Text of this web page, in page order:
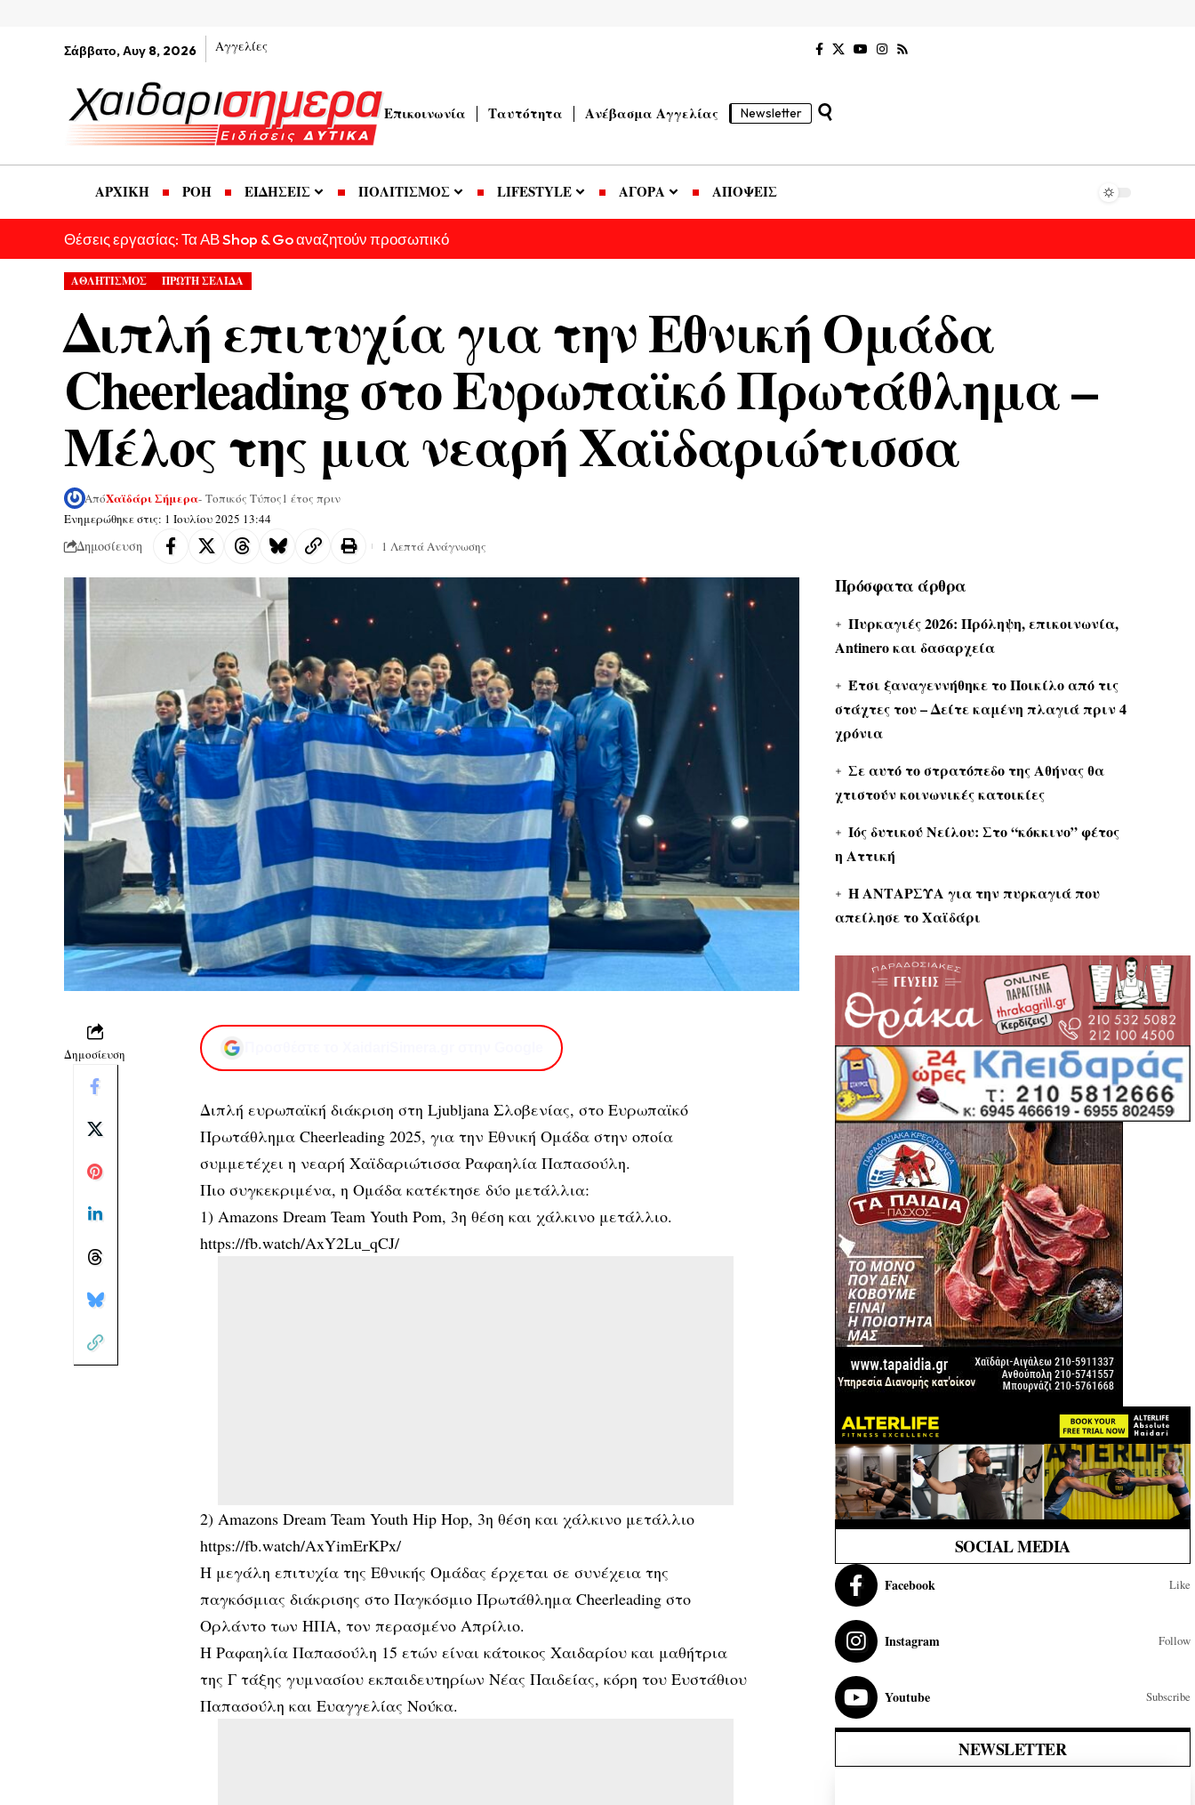
Σάββατο, Αυγ 8, 2026 Αγγελίες
Επικοινωνία Ταυτότητα Ανέβασμα Αγγελίας Newsletter
ΑΡΧΙΚΗ ΡΟΗ ΕΙΔΗΣΕΙΣ ΠΟΛΙΤΙΣΜΟΣ LIFESTYLE ΑΓΟΡΑ ΑΠΟΨΕΙΣ
Θέσεις εργασίας: Τα ΑΒ Shop & Go αναζητούν προσωπικό
ΑΘΛΗΤΙΣΜΟΣ ΠΡΩΤΗ ΣΕΛΙΔΑ
Διπλή επιτυχία για την Εθνική Ομάδα
Cheerleading στο Ευρωπαϊκό Πρωτάθλημα –
Μέλος της μια νεαρή Χαϊδαριώτισσα
Ενημερώθηκε στις: 1 Ιουλίου 2025 13:44
ΑπόΧαϊδάρι Σήμερα- Τοπικός Τύπος1 έτος πριν
Δημοσίευση 1 Λεπτά Ανάγνωσης
Δημοσίευση
Διπλή ευρωπαϊκή διάκριση στη Ljubljana Σλοβενίας, στο Ευρωπαϊκό
Πρωτάθλημα Cheerleading 2025, για την Εθνική Ομάδα στην οποία
συμμετέχει η νεαρή Χαϊδαριώτισσα Ραφαηλία Παπασούλη.
Πιο συγκεκριμένα, η Ομάδα κατέκτησε δύο μετάλλια:
1) Amazons Dream Team Youth Pom, 3η θέση και χάλκινο μετάλλιο.
https://fb.watch/AxY2Lu_qCJ/
2) Amazons Dream Team Youth Hip Hop, 3η θέση και χάλκινο μετάλλιο
https://fb.watch/AxYimErKPx/
Η μεγάλη επιτυχία της Εθνικής Ομάδας έρχεται σε συνέχεια της
παγκόσμιας διάκρισης στο Παγκόσμιο Πρωτάθλημα Cheerleading στο
Ορλάντο των ΗΠΑ, τον περασμένο Απρίλιο.
Η Ραφαηλία Παπασούλη 15 ετών είναι κάτοικος Χαιδαρίου και μαθήτρια
της Γ τάξης γυμνασίου εκπαιδευτηρίων Νέας Παιδείας, κόρη του Ευστάθιου
Παπασούλη και Ευαγγελίας Νούκα.
Πρόσφατα άρθρα
Πυρκαγιές 2026: Πρόληψη, επικοινωνία,
Antinero και δασαρχεία
Έτσι ξαναγεννήθηκε το Ποικίλο από τις
στάχτες του – Δείτε καμένη πλαγιά πριν 4
χρόνια
Σε αυτό το στρατόπεδο της Αθήνας θα
χτιστούν κοινωνικές κατοικίες
Ιός δυτικού Νείλου: Στο “κόκκινο” φέτος
η Αττική
Η ΑΝΤΑΡΣΥΑ για την πυρκαγιά που
απείλησε το Χαϊδάρι
SOCIAL MEDIA
Facebook Like
Instagram Follow
Youtube Subscribe
NEWSLETTER